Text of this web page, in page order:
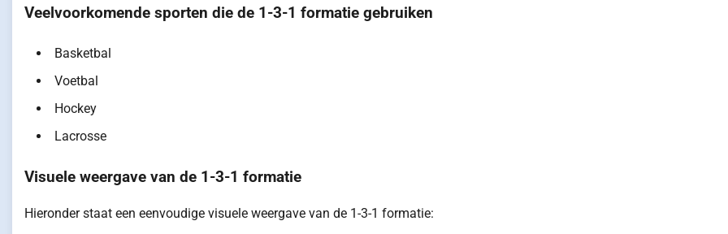
Veelvoorkomende sporten die de 1-3-1 formatie gebruiken
Basketbal
Voetbal
Hockey
Lacrosse
Visuele weergave van de 1-3-1 formatie
Hieronder staat een eenvoudige visuele weergave van de 1-3-1 formatie: